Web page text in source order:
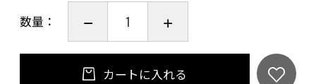
「伝統の柄の良さ」をぜひ感じていただきたく
あえてモノトーン仕上げにしました。
数量：
カートに入れる